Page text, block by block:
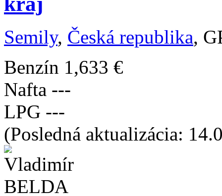
Semily, Česká republika,
Benzín 1,633 €
Nafta ---
LPG ---
(Posledná aktualizácia: